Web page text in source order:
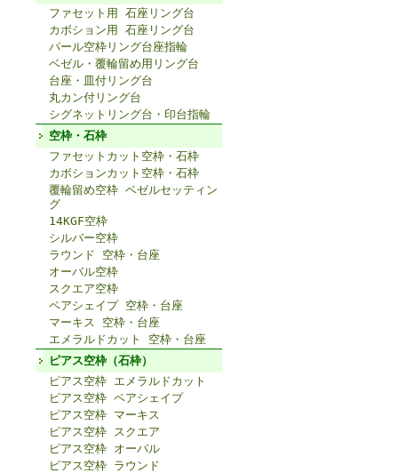
ファセット用 石座リング台
カボション用 石座リング台
パール空枠リング台座指輪
ベゼル・覆輪留め用リング台
台座・皿付リング台
丸カン付リング台
シグネットリング台・印台指輪
空枠・石枠
ファセットカット空枠・石枠
カボションカット空枠・石枠
覆輪留め空枠 ベゼルセッティン
グ
14KGF空枠
シルバー空枠
ラウンド 空枠・台座
オーバル空枠
スクエア空枠
ペアシェイプ 空枠・台座
マーキス 空枠・台座
エメラルドカット 空枠・台座
ピアス空枠（石枠）
ピアス空枠 エメラルドカット
ピアス空枠 ペアシェイプ
ピアス空枠 マーキス
ピアス空枠 スクエア
ピアス空枠 オーバル
ピアス空枠 ラウンド